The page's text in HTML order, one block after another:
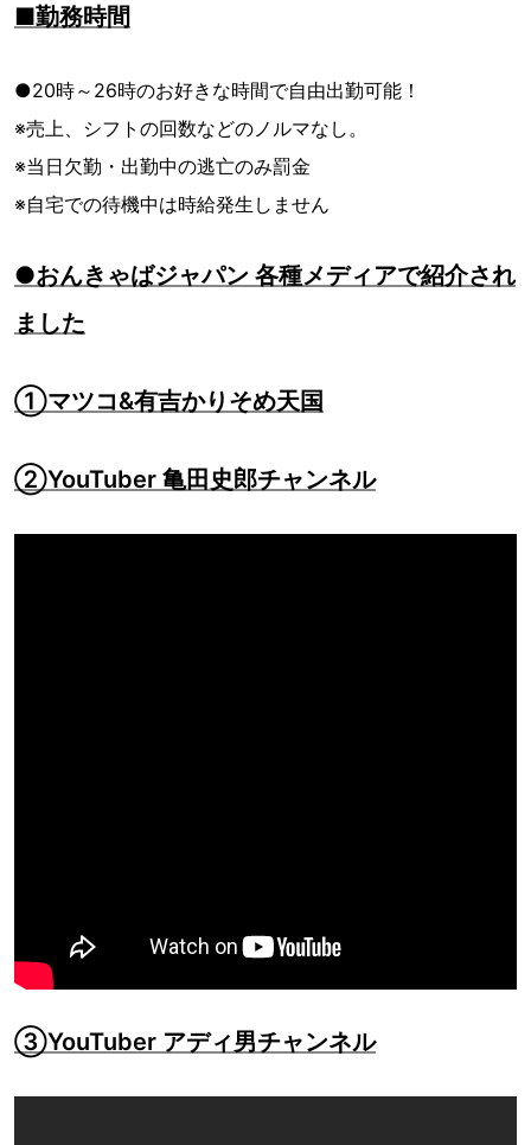
■勤務時間
●20時～26時のお好きな時間で自由出勤可能！
※売上、シフトの回数などのノルマなし。
※当日欠勤・出勤中の逃亡のみ罰金
※自宅での待機中は時給発生しません
●おんきゃばジャパン 各種メディアで紹介され
ました
①マツコ&有吉かりそめ天国
②YouTuber 亀田史郎チャンネル
③YouTuber アディ男チャンネル